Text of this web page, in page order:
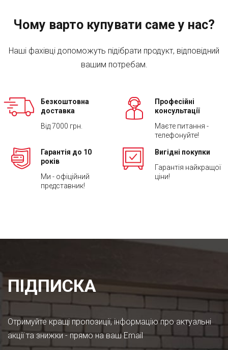
Чому варто купувати саме у нас?
Наші фахівці допоможуть підібрати продукт, відповідний
вашим потребам.
Безкоштовна
доставка
Від 7000 грн.
Професійні
консультації
Маєте питання -
телефонуйте!
Гарантія до 10
років
Ми - офіційний
представник!
Вигідні покупки
Гарантія найкращої
ціни!
ПІДПИСКА
Отримуйте кращі пропозиції, інформацію про актуальні
акції та знижки - прямо на ваш Email